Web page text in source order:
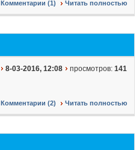
Комментарии (1) Читать полностью
8-03-2016, 12:08 просмотров: 141
Комментарии (2) Читать полностью